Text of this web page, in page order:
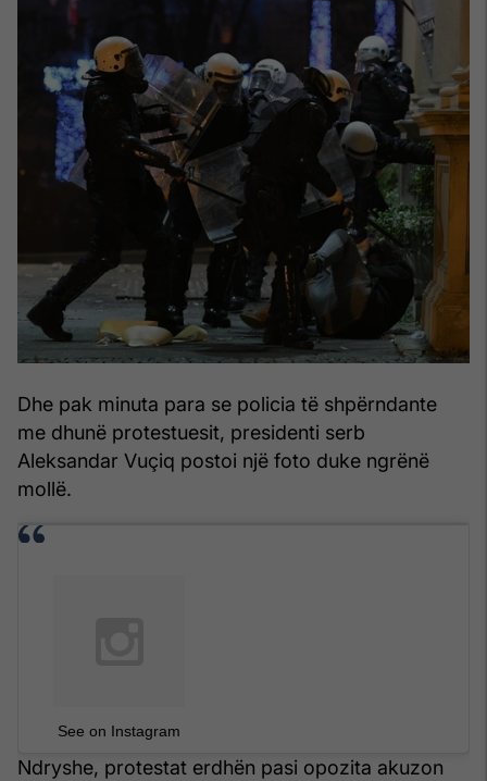
Dhe pak minuta para se policia të shpërndante
me dhunë protestuesit, presidenti serb
Aleksandar Vuçiq postoi një foto duke ngrënë
mollë.
See on Instagram
Ndryshe, protestat erdhën pasi opozita akuzon